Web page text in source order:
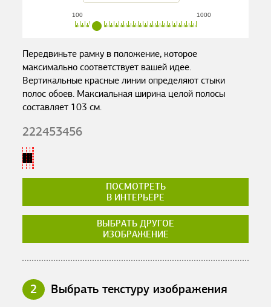
100 1000
Передвиньте рамку в положение, которое
максимально соответствует вашей идее.
Вертикальные красные линии определяют стыки
полос обоев. Максиальная ширина целой полосы
составляет 103 см.
222453456
ПОСМОТРЕТЬ
В ИНТЕРЬЕРЕ
ВЫБРАТЬ ДРУГОЕ
ИЗОБРАЖЕНИЕ
2 Выбрать текстуру изображения